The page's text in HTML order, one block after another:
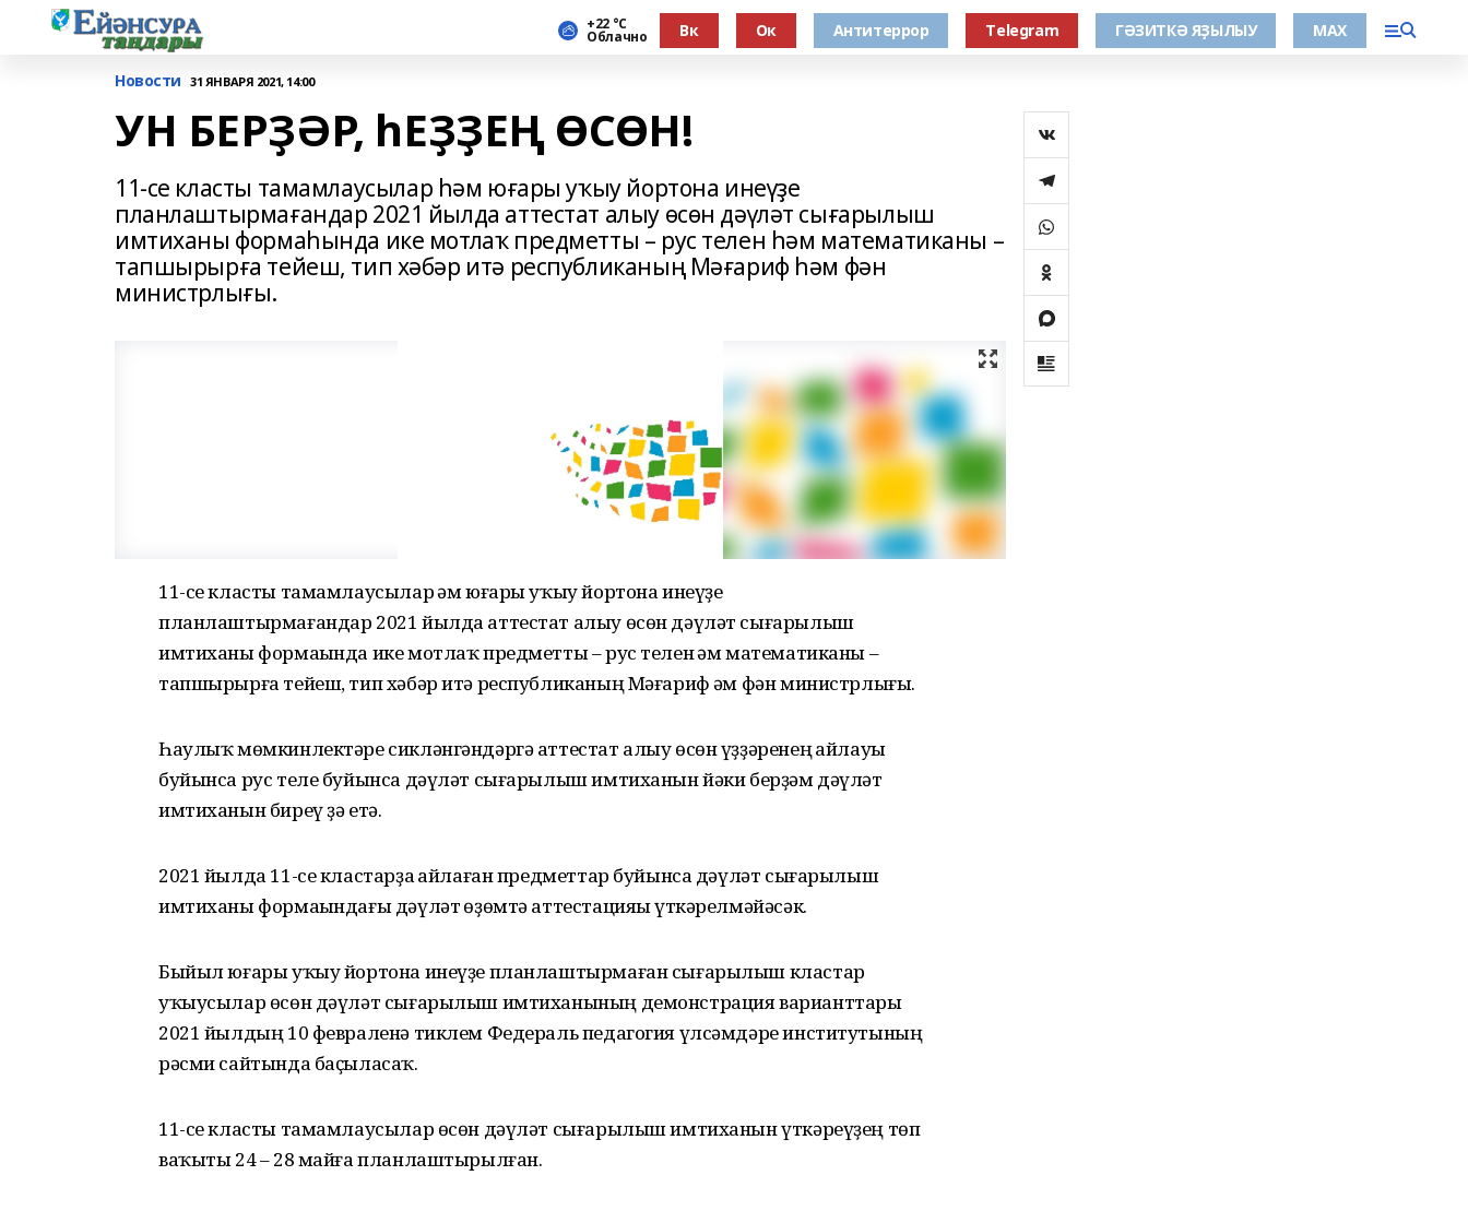
+22 °С
Облачно Вк Ок Антитеррор Тelegram ГӘЗИТКӘ ЯҘЫЛЫУ МАХ
Новости 31 ЯНВАРЯ 2021, 14:00
УН БЕРҘӘР, һЕҘҘЕҢ ӨСӨН!
11-се класты тамамлаусылар һәм юғары уҡыу йортона инеүҙе
планлаштырмағандар 2021 йылда аттестат алыу өсөн дәүләт сығарылыш
имтиханы формаһында ике мотлаҡ предметты – рус телен һәм математиканы –
тапшырырға тейеш, тип хәбәр итә республиканың Мәғариф һәм фән
министрлығы.
11-се класты тамамлаусылар һәм юғары уҡыу йортона инеүҙе
планлаштырмағандар 2021 йылда аттестат алыу өсөн дәүләт сығарылыш
имтиханы формаһында ике мотлаҡ предметты – рус телен һәм математиканы –
тапшырырға тейеш, тип хәбәр итә республиканың Мәғариф һәм фән министрлығы.
Һаулыҡ мөмкинлектәре сикләнгәндәргә аттестат алыу өсөн үҙҙәренең һайлауы
буйынса рус теле буйынса дәүләт сығарылыш имтиханын йәки берҙәм дәүләт
имтиханын биреү ҙә етә.
2021 йылда 11-се кластарҙа һайлаған предметтар буйынса дәүләт сығарылыш
имтиханы формаһындағы дәүләт һөҙөмтә аттестацияһы үткәрелмәйәсәк.
Быйыл юғары уҡыу йортона инеүҙе планлаштырмаған сығарылыш кластар
уҡыусылар өсөн дәүләт сығарылыш имтиханының демонстрация варианттары
2021 йылдың 10 февраленә тиклем Федераль педагогия үлсәмдәре институтының
рәсми сайтында баҫыласаҡ.
11-се класты тамамлаусылар өсөн дәүләт сығарылыш имтиханын үткәреүҙең төп
ваҡыты 24 – 28 майға планлаштырылған.